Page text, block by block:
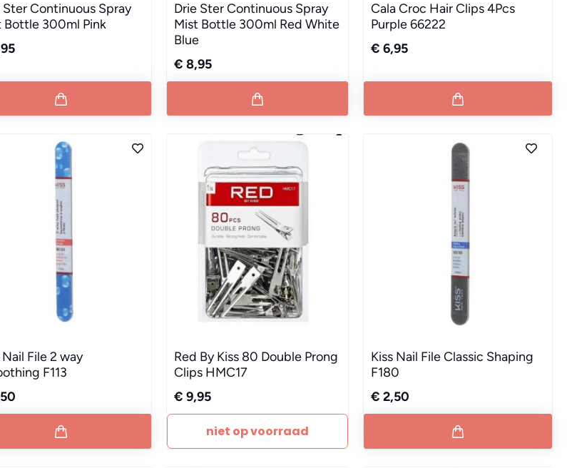
Ster Continuous Spray
Bottle 300ml Pink
Drie Ster Continuous Spray
Mist Bottle 300ml Red White
Blue
€ 8,95
Cala Croc Hair Clips 4Pcs
Purple 66222
€ 6,95
Nail File 2 way
F113
Red By Kiss 80 Double Prong
Clips HMC17
€ 9,95
niet op voorraad
Kiss Nail File Classic Shaping
F180
€ 2,50